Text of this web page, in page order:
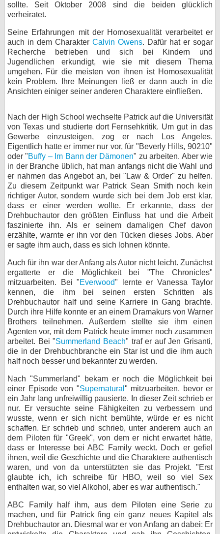
sollte. Seit Oktober 2008 sind die beiden glücklich
verheiratet.
Seine Erfahrungen mit der Homosexualität verarbeitet er
auch in dem Charakter Calvin Owens. Dafür hat er sogar
Recherche betrieben und sich bei Kindern und
Jugendlichen erkundigt, wie sie mit diesem Thema
umgehen. Für die meisten von ihnen ist Homosexualität
kein Problem. Ihre Meinungen ließ er dann auch in die
Ansichten einiger seiner anderen Charaktere einfließen.
Nach der High School wechselte Patrick auf die Universität
von Texas und studierte dort Fernsehkritik. Um gut in das
Gewerbe einzusteigen, zog er nach Los Angeles.
Eigentlich hatte er immer nur vor, für "Beverly Hills, 90210"
oder "Buffy – Im Bann der Dämonen" zu arbeiten. Aber wie
in der Branche üblich, hat man anfangs nicht die Wahl und
er nahmen das Angebot an, bei "Law & Order" zu helfen.
Zu diesem Zeitpunkt war Patrick Sean Smith noch kein
richtiger Autor, sondern wurde sich bei dem Job erst klar,
dass er einer werden wollte. Er erkannte, dass der
Drehbuchautor den größten Einfluss hat und die Arbeit
faszinierte ihn. Als er seinem damaligen Chef davon
erzählte, warnte er ihn vor den Tücken dieses Jobs. Aber
er sagte ihm auch, dass es sich lohnen könnte.
Auch für ihn war der Anfang als Autor nicht leicht. Zunächst
ergatterte er die Möglichkeit bei "The Chronicles"
mitzuarbeiten. Bei "Everwood" lernte er Vanessa Taylor
kennen, die ihm bei seinen ersten Schritten als
Drehbuchautor half und seine Karriere in Gang brachte.
Durch ihre Hilfe konnte er an einem Dramakurs von Warner
Brothers teilnehmen. Außerdem stellte sie ihm einen
Agenten vor, mit dem Patrick heute immer noch zusammen
arbeitet. Bei "Summerland Beach" traf er auf Jen Grisanti,
die in der Drehbuchbranche ein Star ist und die ihm auch
half noch besser und bekannter zu werden.
Nach "Summerland" bekam er noch die Möglichkeit bei
einer Episode von "Supernatural " mitzuarbeiten, bevor er
ein Jahr lang unfreiwillig pausierte. In dieser Zeit schrieb er
nur. Er versuchte seine Fähigkeiten zu verbessern und
wusste, wenn er sich nicht bemühte, würde er es nicht
schaffen. Er schrieb und schrieb, unter anderem auch an
dem Piloten für "Greek", von dem er nicht erwartet hätte,
dass er Interesse bei ABC Family weckt. Doch er gefiel
ihnen, weil die Geschichte und die Charaktere authentisch
waren, und von da unterstützten sie das Projekt. "Erst
glaubte ich, ich schreibe für HBO, weil so viel Sex
enthalten war, so viel Alkohol, aber es war authentisch."
ABC Family half ihm, aus dem Piloten eine Serie zu
machen, und für Patrick fing ein ganz neues Kapitel als
Drehbuchautor an. Diesmal war er von Anfang an dabei: Er